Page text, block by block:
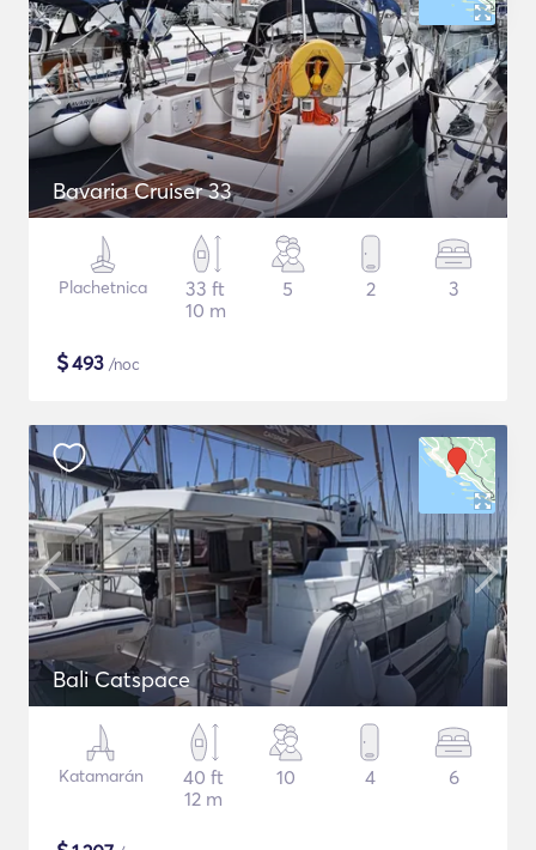
Bavaria Cruiser 33
Plachetnica
33 ft
10 m
5 2 3
$493 /noc
Bali Catspace
Katamarán
40 ft
12 m
10 4 6